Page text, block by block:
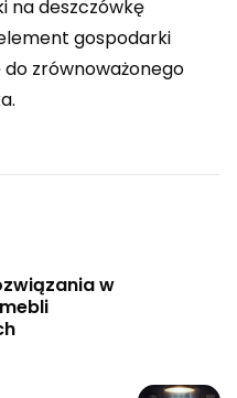
na deszczówkę
gospodarki
zrównoważonego
w